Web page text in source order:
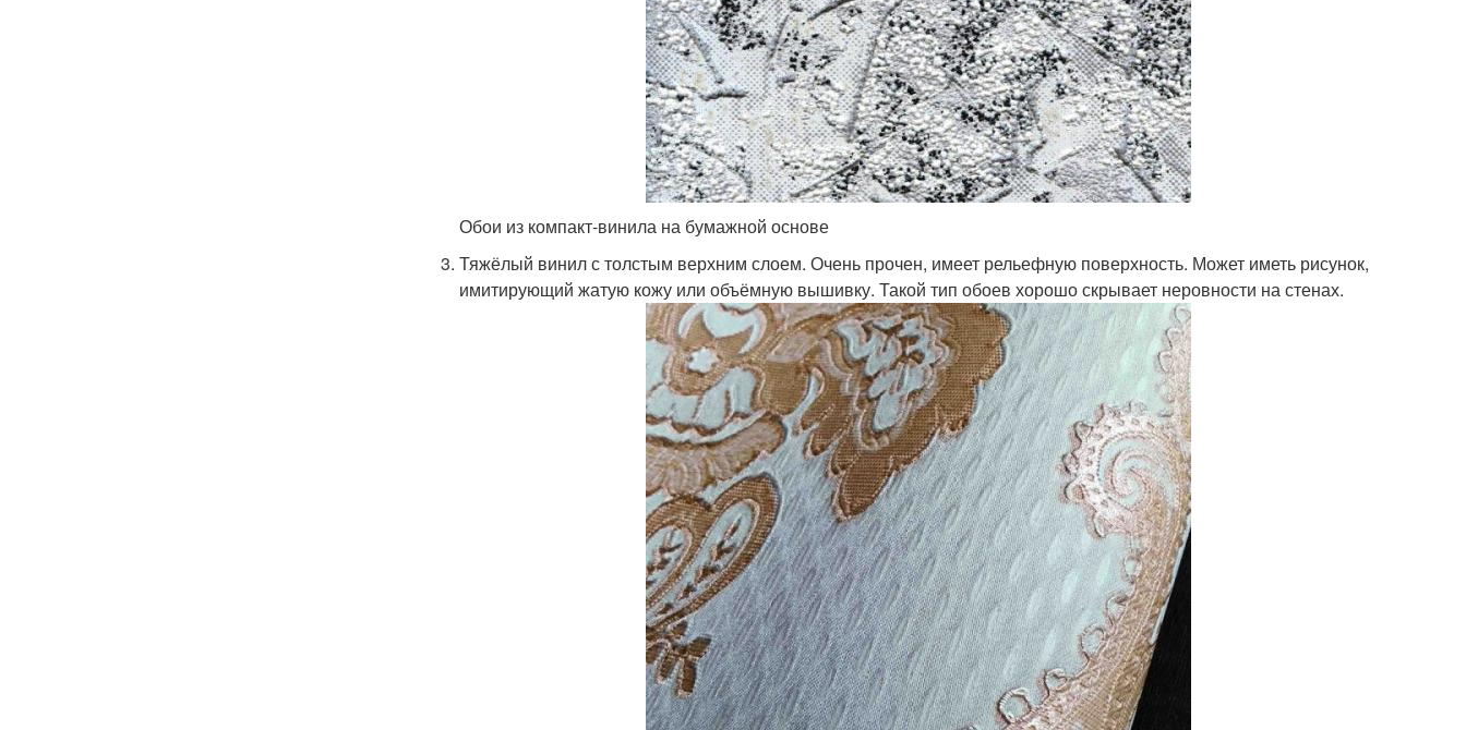
Обои из компакт-винила на бумажной основе
Тяжёлый винил с толстым верхним слоем. Очень прочен, имеет рельефную поверхность. Может иметь рисунок,
имитирующий жатую кожу или объёмную вышивку. Такой тип обоев хорошо скрывает неровности на стенах.